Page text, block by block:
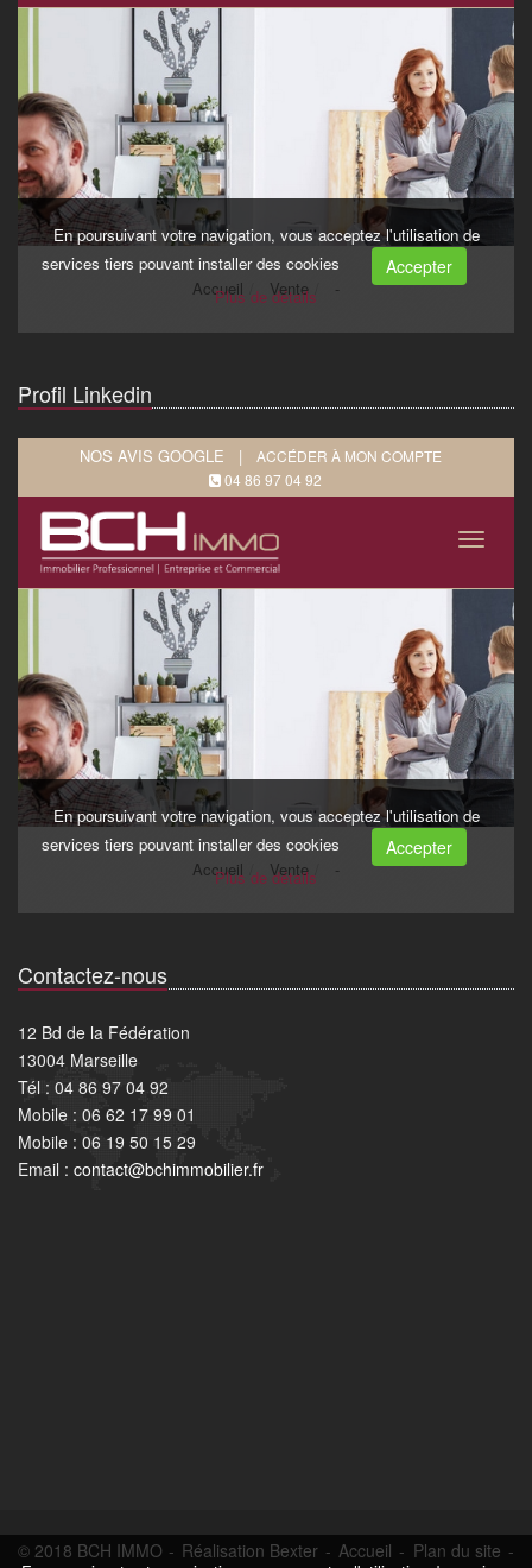
Profil Linkedin
Contactez-nous
12 Bd de la Fédération
13004 Marseille
Tél : 04 86 97 04 92
Mobile : 06 62 17 99 01
Mobile : 06 19 50 15 29
Email : contact@bchimmobilier.fr
© 2018 BCH IMMO - Réalisation Bexter - Accueil - Plan du site -